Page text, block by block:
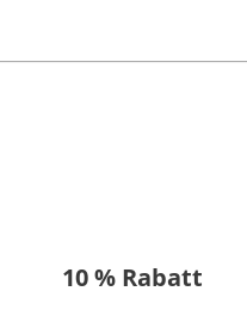
10 % Rabatt